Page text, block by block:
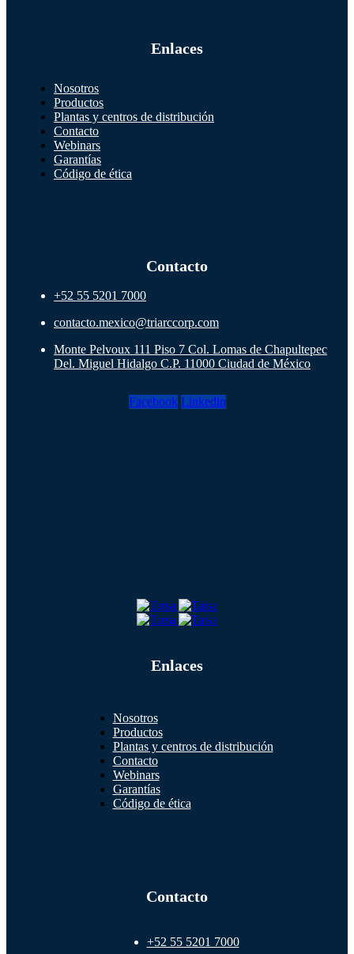
Enlaces
Nosotros
Productos
Plantas y centros de distribución
Contacto
Webinars
Garantías
Código de ética
Contacto
+52 55 5201 7000
contacto.mexico@triarccorp.com
Monte Pelvoux 111 Piso 7 Col. Lomas de Chapultepec
Del. Miguel Hidalgo C.P. 11000 Ciudad de México
Facebook Linkedin
Enlaces
Nosotros
Productos
Plantas y centros de distribución
Contacto
Webinars
Garantías
Código de ética
Contacto
+52 55 5201 7000